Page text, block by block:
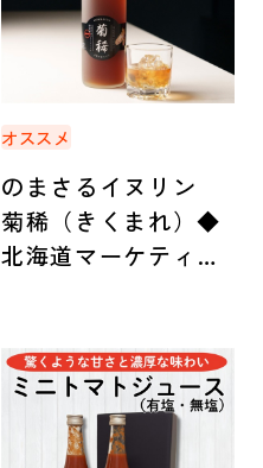
オススメ
のまさるイヌリン
菊稀（きくまれ）◆
北海道マーケティン